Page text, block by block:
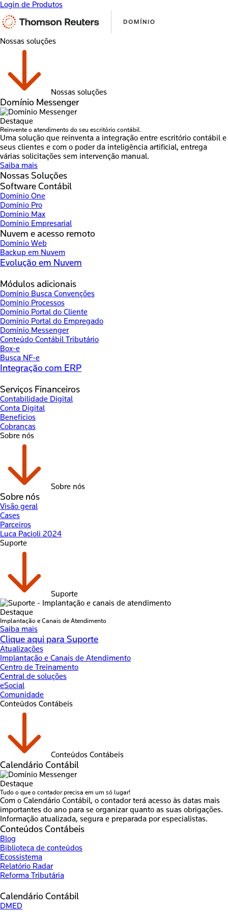
Login de Produtos
Nossas soluções
Nossas soluções
Domínio Messenger
Destaque
Reinvente o atendimento do seu escritório contábil.
Uma solução que reinventa a integração entre escritório contábil e
seus clientes e com o poder da inteligência artificial, entrega
várias solicitações sem intervenção manual.
Saiba mais
Nossas Soluções
Software Contábil
Domínio One
Domínio Pro
Domínio Max
Domínio Empresarial
Nuvem e acesso remoto
Domínio Web
Backup em Nuvem
Evolução em Nuvem
Módulos adicionais
Domínio Busca Convenções
Domínio Processos
Domínio Portal do Cliente
Domínio Portal do Empregado
Domínio Messenger
Conteúdo Contábil Tributário
Box-e
Busca NF-e
Integração com ERP
Serviços Financeiros
Contabilidade Digital
Conta Digital
Benefícios
Cobranças
Sobre nós
Sobre nós
Sobre nós
Visão geral
Cases
Parceiros
Luca Pacioli 2024
Suporte
Suporte
Destaque
Implantação e Canais de Atendimento
Saiba mais
Clique aqui para Suporte
Atualizações
Implantação e Canais de Atendimento
Centro de Treinamento
Central de soluções
eSocial
Comunidade
Conteúdos Contábeis
Conteúdos Contábeis
Calendário Contábil
Destaque
Tudo o que o contador precisa em um só lugar!
Com o Calendário Contábil, o contador terá acesso às datas mais
importantes do ano para se organizar quanto as suas obrigações.
Informação atualizada, segura e preparada por especialistas.
Conteúdos Contábeis
Blog
Biblioteca de conteúdos
Ecossistema
Relatório Radar
Reforma Tributária
Calendário Contábil
DMED